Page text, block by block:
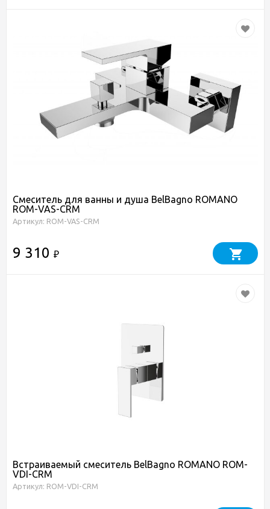
Смеситель для ванны и душа BelBagno ROMANO
ROM-VAS-CRM
Артикул: ROM-VAS-CRM
9 310 ₽
Встраиваемый смеситель BelBagno ROMANO ROM-
VDI-CRM
Артикул: ROM-VDI-CRM